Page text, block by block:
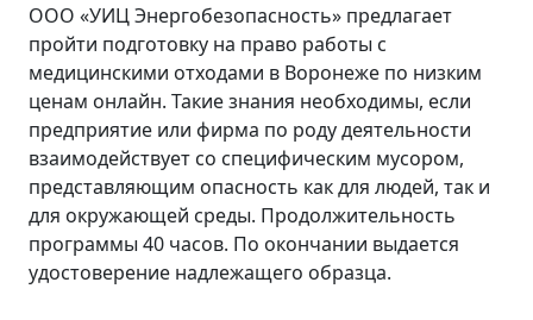
ООО «УИЦ Энергобезопасность» предлагает
пройти подготовку на право работы с
медицинскими отходами в Воронеже по низким
ценам онлайн. Такие знания необходимы, если
предприятие или фирма по роду деятельности
взаимодействует со специфическим мусором,
представляющим опасность как для людей, так и
для окружающей среды. Продолжительность
программы 40 часов. По окончании выдается
удостоверение надлежащего образца.